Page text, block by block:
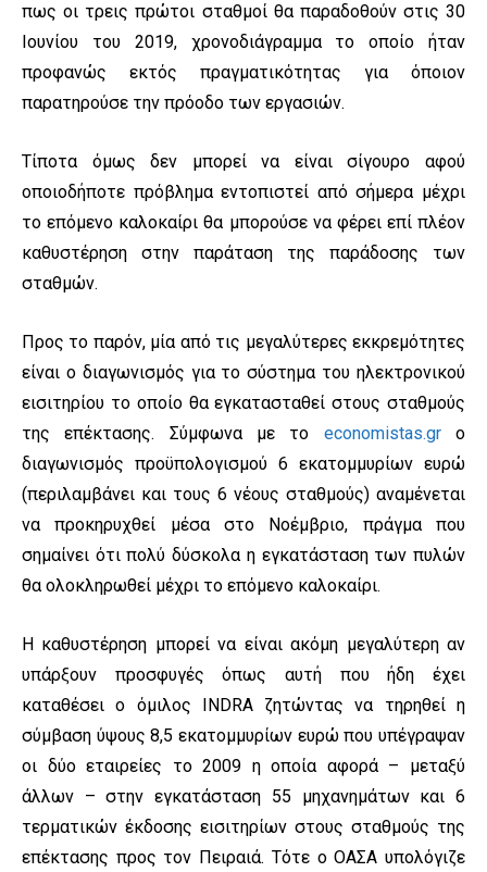
πως οι τρεις πρώτοι σταθμοί θα παραδοθούν στις 30
Ιουνίου του 2019, χρονοδιάγραμμα το οποίο ήταν
προφανώς εκτός πραγματικότητας για όποιον
παρατηρούσε την πρόοδο των εργασιών.
Τίποτα όμως δεν μπορεί να είναι σίγουρο αφού
οποιοδήποτε πρόβλημα εντοπιστεί από σήμερα μέχρι
το επόμενο καλοκαίρι θα μπορούσε να φέρει επί πλέον
καθυστέρηση στην παράταση της παράδοσης των
σταθμών.
Προς το παρόν, μία από τις μεγαλύτερες εκκρεμότητες
είναι ο διαγωνισμός για το σύστημα του ηλεκτρονικού
εισιτηρίου το οποίο θα εγκατασταθεί στους σταθμούς
της επέκτασης. Σύμφωνα με το economistas.grο
διαγωνισμός προϋπολογισμού 6 εκατομμυρίων ευρώ
(περιλαμβάνει και τους 6 νέους σταθμούς) αναμένεται
να προκηρυχθεί μέσα στο Νοέμβριο, πράγμα που
σημαίνει ότι πολύ δύσκολα η εγκατάσταση των πυλών
θα ολοκληρωθεί μέχρι το επόμενο καλοκαίρι.
Η καθυστέρηση μπορεί να είναι ακόμη μεγαλύτερη αν
υπάρξουν προσφυγές όπως αυτή που ήδη έχει
καταθέσει ο όμιλος INDRA ζητώντας να τηρηθεί η
σύμβαση ύψους 8,5 εκατομμυρίων ευρώ που υπέγραψαν
οι δύο εταιρείες το 2009 η οποία αφορά – μεταξύ
άλλων – στην εγκατάσταση 55 μηχανημάτων και 6
τερματικών έκδοσης εισιτηρίων στους σταθμούς της
επέκτασης προς τον Πειραιά. Τότε ο ΟΑΣΑ υπολόγιζε